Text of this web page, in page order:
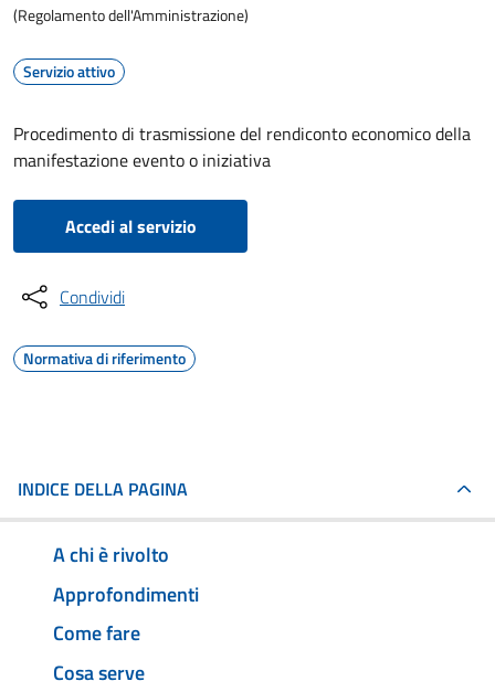
(Regolamento dell'Amministrazione)
Servizio attivo
Procedimento di trasmissione del rendiconto economico della
manifestazione evento o iniziativa
Accedi al servizio
Condividi
Normativa di riferimento
INDICE DELLA PAGINA
A chi è rivolto
Approfondimenti
Come fare
Cosa serve